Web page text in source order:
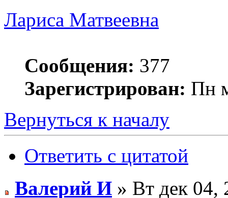
Лариса Матвеевна
Сообщения: 377
Зарегистрирован: Пн
Вернуться к началу
Ответить с цитатой
Валерий И » Вт дек 04,